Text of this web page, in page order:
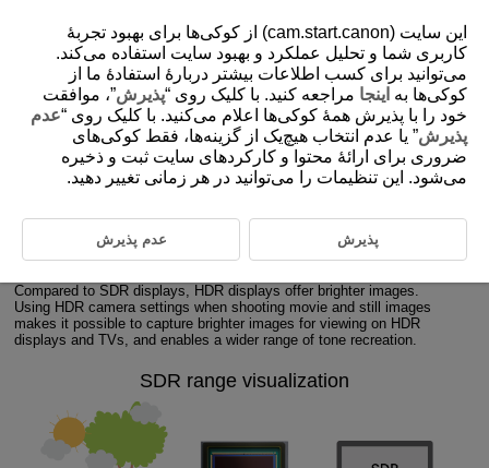
1-4 Differences between SDR and HDR
HDR settings are compatible with HDR standard displays, and are
capable of brighter display with a wider range of color, and SDR settings
are for conventional displays that do not support HDR.
Differences between SDR and HDR settings
You can switch between SDR and HDR shooting settings on the camera
Compared to SDR displays, HDR displays offer brighter images.
Using HDR camera settings when shooting movie and still images
makes it possible to capture brighter images for viewing on HDR
displays and TVs, and enables a wider range of tone recreation.
SDR range visualization
این سایت (cam.start.canon) از کوکی‌ها برای بهبود تجربۀ
کاربری شما و تحلیل عملکرد و بهبود سایت استفاده می‌کند.
می‌توانید برای کسب اطلاعات بیشتر دربارۀ استفادۀ ما از
کوکی‌ها به اینجا مراجعه کنید. با کلیک روی “پذیرش”، موافقت
خود را با پذیرش همۀ کوکی‌ها اعلام می‌کنید. با کلیک روی “عدم
پذیرش” یا عدم انتخاب هیچ‌یک از گزینه‌ها، فقط کوکی‌های
ضروری برای ارائۀ محتوا و کارکردهای سایت ثبت و ذخیره
می‌شود. این تنظیمات را می‌توانید در هر زمانی تغییر دهید.
پذیرش عدم پذیرش